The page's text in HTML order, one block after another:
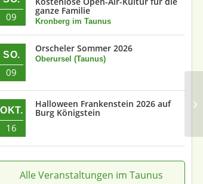
09
ganze Familie
Kronberg im Taunus
SO.
09
Orscheler Sommer 2026
Oberursel (Taunus)
OKT.
16
Halloween Frankenstein 2026 auf
Burg Königstein
Alle Veranstaltungen im Taunus